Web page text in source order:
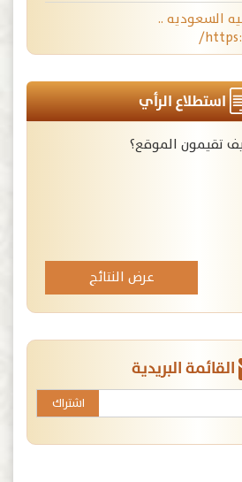
السعوديه ..
استطلاع الرأي
تقيمون الموقع؟
عرض النتائج
القائمة البريدية